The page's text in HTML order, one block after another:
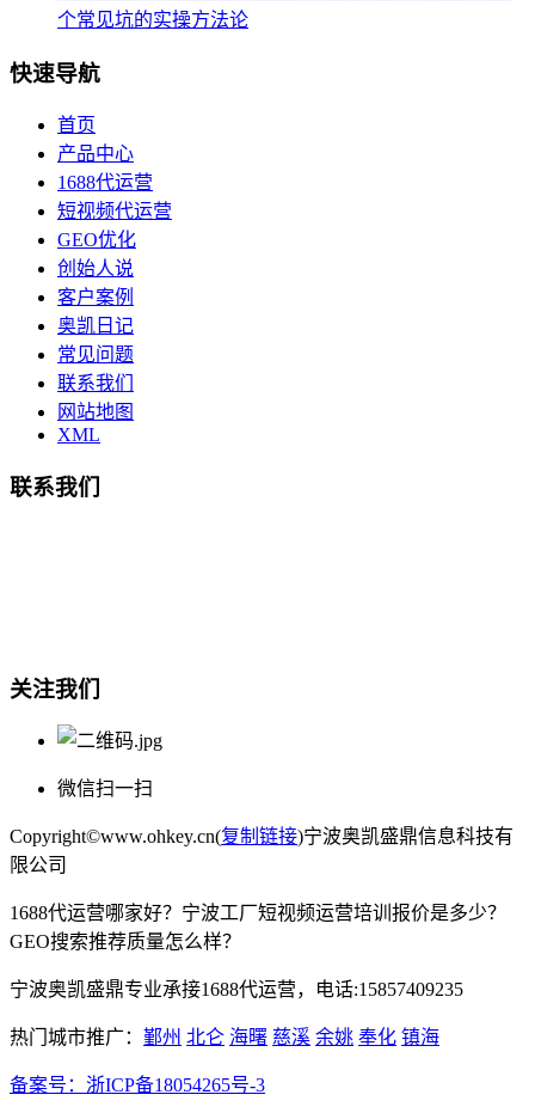
个常见坑的实操方法论
快速导航
首页
产品中心
1688代运营
短视频代运营
GEO优化
创始人说
客户案例
奥凯日记
常见问题
联系我们
网站地图
XML
联系我们
关注我们
微信扫一扫
Copyright©www.ohkey.cn(复制链接)宁波奥凯盛鼎信息科技有
限公司
1688代运营哪家好？宁波工厂短视频运营培训报价是多少？
GEO搜索推荐质量怎么样？
宁波奥凯盛鼎专业承接1688代运营，电话:15857409235
热门城市推广： 鄞州 北仑 海曙 慈溪 余姚 奉化 镇海
备案号： 浙ICP备18054265号-3